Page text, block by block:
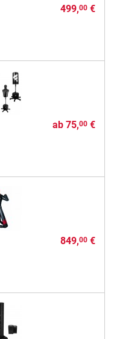
499,00€
ab 75,00€
849,00€